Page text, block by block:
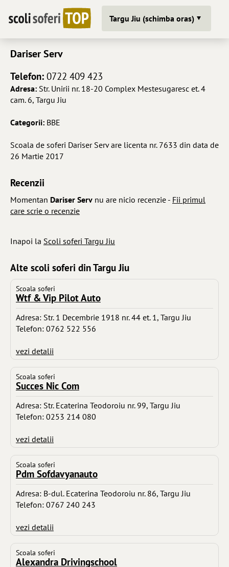
Targu Jiu (schimba oras)
Dariser Serv
Telefon: 0722 409 423
Adresa: Str. Unirii nr. 18-20 Complex Mestesugaresc et. 4
cam. 6, Targu Jiu
Categorii: BBE
Scoala de soferi Dariser Serv are licenta nr. 7633 din data de
26 Martie 2017
Recenzii
Momentan Dariser Serv nu are nicio recenzie - Fii primul
care scrie o recenzie
Inapoi la Scoli soferi Targu Jiu
Alte scoli soferi din Targu Jiu
Scoala soferi
Wtf & Vip Pilot Auto
Adresa: Str. 1 Decembrie 1918 nr. 44 et. 1, Targu Jiu
Telefon: 0762 522 556
vezi detalii
Scoala soferi
Succes Nic Com
Adresa: Str. Ecaterina Teodoroiu nr. 99, Targu Jiu
Telefon: 0253 214 080
vezi detalii
Scoala soferi
Pdm Sofdavyanauto
Adresa: B-dul. Ecaterina Teodoroiu nr. 86, Targu Jiu
Telefon: 0767 240 243
vezi detalii
Scoala soferi
Alexandra Drivingschool